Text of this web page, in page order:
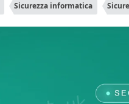
Sicurezza informatica